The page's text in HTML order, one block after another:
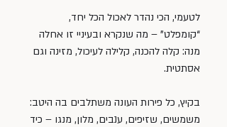
לטעמי, הכי נהדר לאכול הכל יחד,
“קומפלט” – מה שנקרא ובעיניי זו אחלה
מנה: קלה להכנה, קלילה לעיכול, מזינה וגם
אסתטית.
בקיץ, כל פירות העונה משתלבים בה היטב:
משמשים, שזיפים, ענבים, מלון, מנגו – כיד